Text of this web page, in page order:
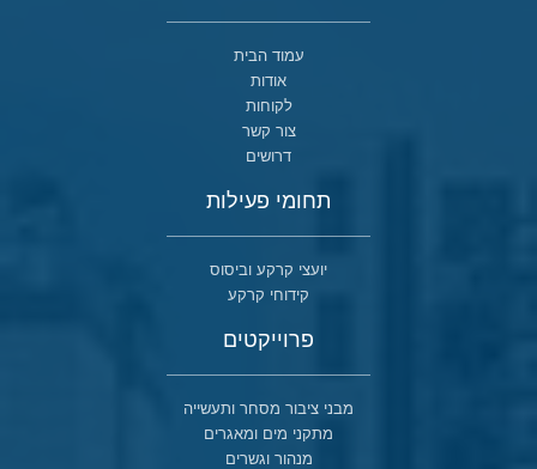
עמוד הבית
אודות
לקוחות
צור קשר
דרושים
תחומי פעילות
יועצי קרקע וביסוס
קידוחי קרקע
פרוייקטים
מבני ציבור מסחר ותעשייה
מתקני מים ומאגרים
מנהור וגשרים